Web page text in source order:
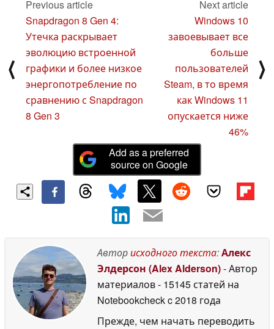
⟨
Previous article
Snapdragon 8 Gen 4:
Утечка раскрывает
эволюцию встроенной
графики и более низкое
энергопотребление по
сравнению с Snapdragon
8 Gen 3
Next article
Windows 10
завоевывает все
больше
пользователей
Steam, в то время
как Windows 11
опускается ниже
46%
⟩
Add as a preferred
source on Google
Авторисходного текста:Алекс
Элдерсон (Alex Alderson)- Автор
материалов- 15145 статей на
Notebookcheckc 2018 года
Прежде, чем начать переводить